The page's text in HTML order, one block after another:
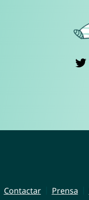
Contactar Prensa